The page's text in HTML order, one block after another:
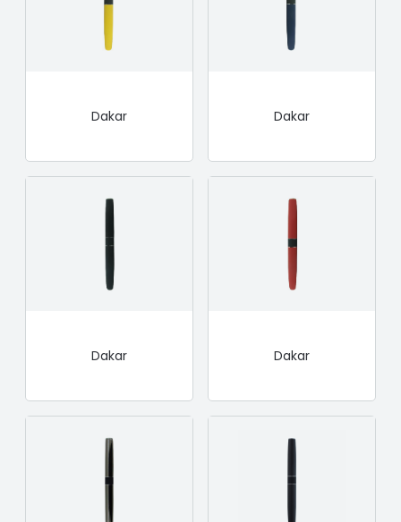
Dakar Dakar
Dakar Dakar